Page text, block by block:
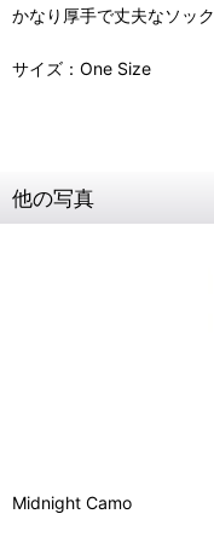
かなり厚手で丈夫なソック
サイズ：One Size
他の写真
Midnight Camo